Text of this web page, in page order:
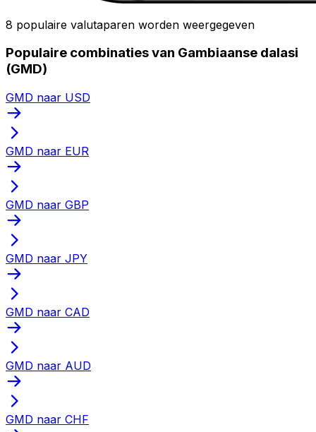
8 populaire valutaparen worden weergegeven
Populaire combinaties van Gambiaanse dalasi
(GMD)
GMD naar USD
GMD naar EUR
GMD naar GBP
GMD naar JPY
GMD naar CAD
GMD naar AUD
GMD naar CHF